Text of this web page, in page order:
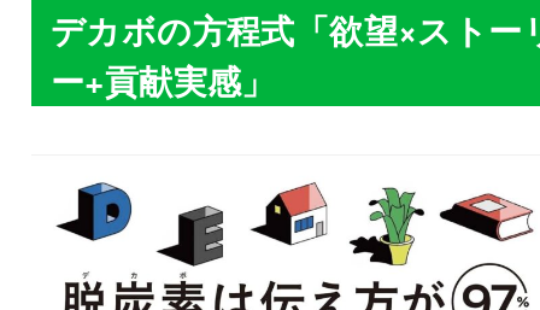
デカボの方程式「欲望×ストー
ー+貢献実感」